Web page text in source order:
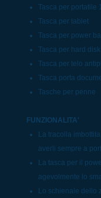
Tasca per portatile
Tasca per tablet
Tasca per power
Tasca per hard disk
Tasca per telo
Tasca porta
Tasche per penne
FUNZIONALITA'
La tracolla
averli sempre a
La tasca per il
agevolmente lo
Lo schienale dello